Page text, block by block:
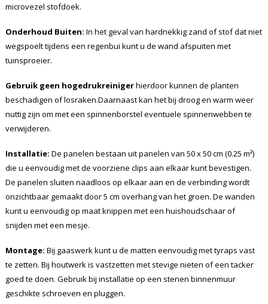
microvezel stofdoek.
Onderhoud Buiten: In het geval van hardnekkig zand of stof dat niet
wegspoelt tijdens een regenbui kunt u de wand afspuiten met
tuinsproeier.
Gebruik geen hogedrukreinigerhierdoor kunnen de planten
beschadigen of losraken.Daarnaast kan het bij droog en warm weer
nuttig zijn om met een spinnenborstel eventuele spinnenwebben te
verwijderen.
Installatie: De panelen bestaan uit panelen van 50 x 50 cm (0.25 m²)
die u eenvoudig met de voorziene clips aan elkaar kunt bevestigen.
De panelen sluiten naadloos op elkaar aan en de verbinding wordt
onzichtbaar gemaakt door 5 cm overhang van het groen. De wanden
kunt u eenvoudig op maat knippen met een huishoudschaar of
snijden met een mesje.
Montage: Bij gaaswerk kunt u de matten eenvoudig met tyraps vast
te zetten. Bij houtwerk is vastzetten met stevige nieten of een tacker
goed te doen. Gebruik bij installatie op een stenen binnenmuur
geschikte schroeven en pluggen.